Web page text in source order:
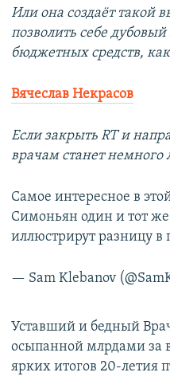
Или она создаёт такой
позволить себе
бюджетных средств,
Вячеслав Некрасов
Если закрыть RT и
врачам станет немного
Самое интересное в
Симоньян один и тот же
иллюстрирут разницу в
— Sam Klebanov
Уставший и бедный
осыпанной млрдами за
ярких итогов 20-летия